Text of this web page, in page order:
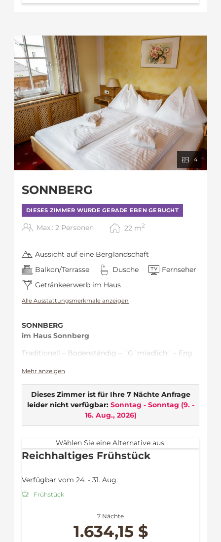
4
SONNBERG
DIESES ZIMMER WURDE GERADE EBEN GEBUCHT
Max.: 2 Personen 22 m2
Aussicht auf eine Berglandschaft
Balkon/Terrasse
Dusche
Fernseher
Getränkeerwerb im Haus
Alle Ausstattungsmerkmale anzeigen
SONNBERG
im Haus Sonnberg
Traditionell – Bodenständig – ´G´miadlich´ – Eng
Genussmenschen - um alles im Haus im
Überblick zu haben –
Restaurant, Wellness & die Familie ist immer
vor Ort
Pärchen von jung bis jung geblieben, die
auch gesellig mit
Freunden unterwegs sind
Zimmerausstattung:
Balkon
Mehr anzeigen
Dieses Zimmer ist für Ihre 7 Nächte Anfrage
leider nicht verfügbar: Sonntag - Sonntag (9. -
16. Aug., 2026)
Wählen Sie eine Alternative aus:
Reichhaltiges Frühstück
Verfügbar vom 24. - 31. Aug.
Frühstück
7 Nächte
1.634,15 $